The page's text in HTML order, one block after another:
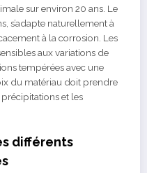
sur environ 20 ans. Le
s’adapte naturellement à
à la corrosion. Les
aux variations de
tempérées avec une
du matériau doit prendre
et les
différents